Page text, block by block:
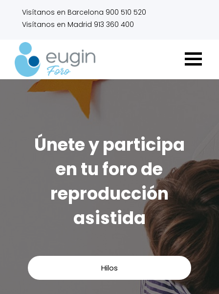
Visítanos en Barcelona 900 510 520
Visítanos en Madrid 913 360 400
Únete y participa
en tu foro de
reproducción
asistida
Hilos